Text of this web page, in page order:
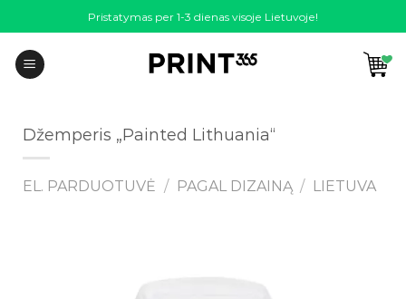
to
content
Pristatymas per 1-3 dienas visoje Lietuvoje!
Džemperis „Painted Lithuania“
EL. PARDUOTUVĖ / PAGAL DIZAINĄ / LIETUVA